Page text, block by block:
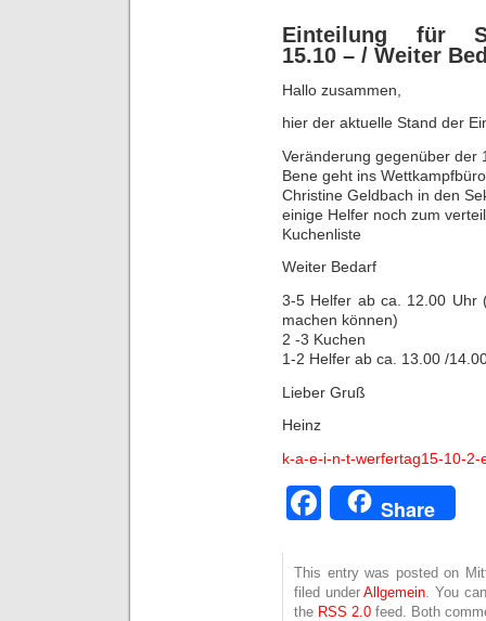
Einteilung für
15.10 – / Weiter
Hallo zusammen,
hier der aktuelle Stand der
Veränderung gegenüber der
Bene geht ins Wettkampfbüro
Christine Geldbach in den
einige Helfer noch zum
Kuchenliste
Weiter Bedarf
3-5 Helfer ab ca. 12.00 Uhr
machen können)
2 -3 Kuchen
1-2 Helfer ab ca. 13.00 /
Lieber Gruß
Heinz
k-a-e-i-n-t-werfertag15-10-
Facebook
Share
This entry was posted on
filed underAllgemein . You
the RSS 2.0 feed. Both